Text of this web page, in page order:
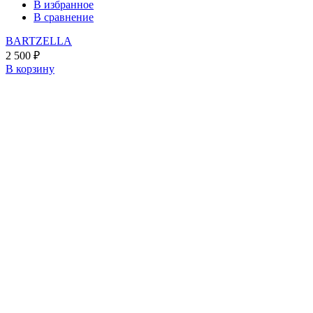
В избранное
В сравнение
BARTZELLA
2 500 ₽
В корзину